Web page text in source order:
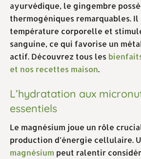
ayurvédique, le gingembre
thermogéniques remarquables. Il
température corporelle et
sanguine, ce qui favorise un
actif. Découvrez tous les
et nos recettes maison.
L’hydratation aux
essentiels
Le magnésium joue un rôle
production d’énergie cellulaire.
magnésium peut ralentir